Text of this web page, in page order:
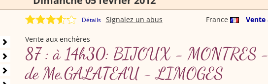
Détails France Vente
Signalez un abus
Vente aux enchères
87 : à 14h30: BIJOUX - MONTRES
de Me.GALATEAU - LIMOGES